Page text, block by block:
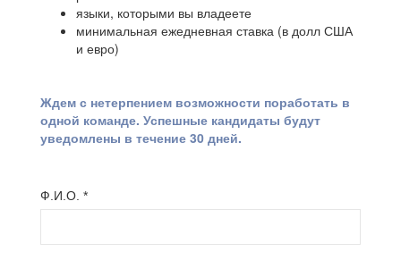
языки, которыми вы владеете
минимальная ежедневная ставка (в долл США
и евро)
Ждем с нетерпением возможности поработать в
одной команде. Успешные кандидаты будут
уведомлены в течение 30 дней.
Ф.И.О. *